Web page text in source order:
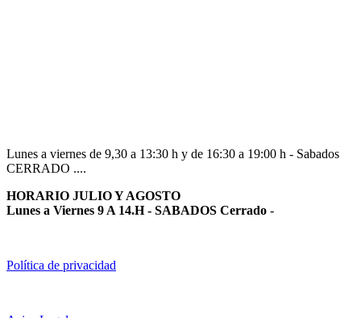
Lunes a viernes de 9,30 a 13:30 h y de 16:30 a 19:00 h - Sabados
CERRADO ....
HORARIO JULIO Y AGOSTO
Lunes a Viernes 9 A 14.H - SABADOS Cerrado -
Política de privacidad